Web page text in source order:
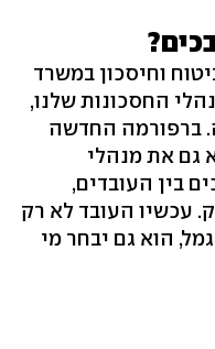
וחיסכון במשרד
החסכונות שלנו,
ברפורמה החדשה
גם את מנהלי
בין העובדים,
עכשיו העובד לא רק
הוא גם יבחר מי